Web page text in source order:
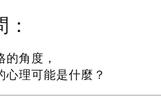
角度，
心理可能是什麼？